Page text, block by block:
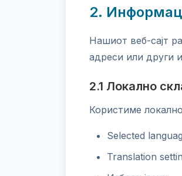
2.
Нашиот веб-сајт
адреси или други
2.1 Локално
Користиме
Selected
Translation